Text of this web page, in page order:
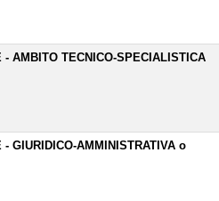
AMBITO TECNICO-SPECIALISTICA
GIURIDICO-AMMINISTRATIVA o